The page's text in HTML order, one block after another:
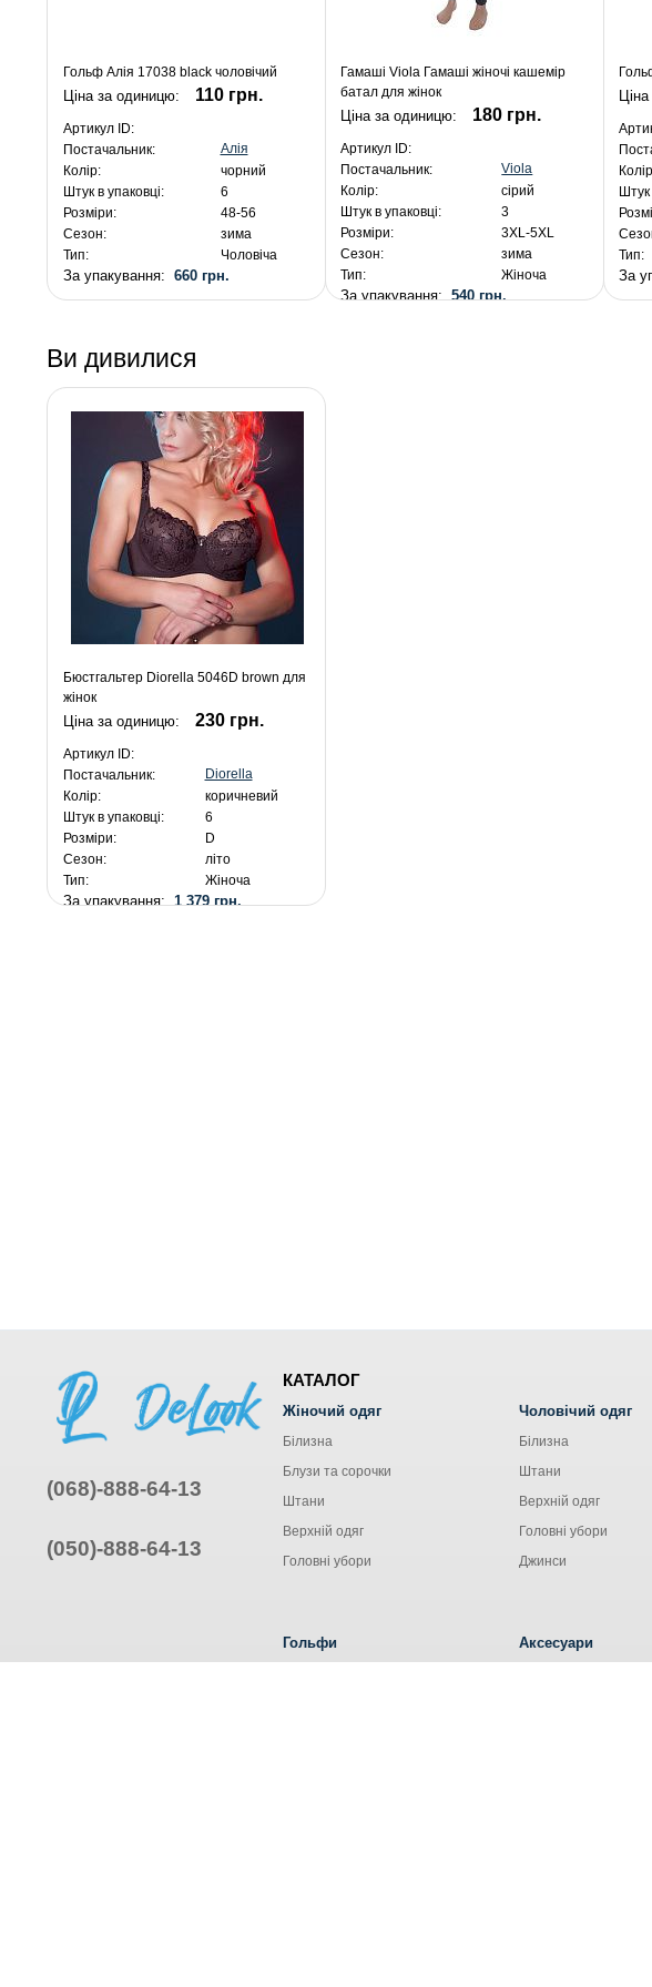
Гольф Алія 17038 black чоловічий
Ціна за одиницю: 110 грн.
Артикул ID:
Постачальник:
Алія
Колір:
чорний
Штук в упаковці:
6
Розміри:
48-56
Сезон:
зима
Тип:
Чоловіча
За упакування: 660 грн.
Гамаші Viola Гамаші жіночі кашемір
батал для жінок
Ціна за одиницю: 180 грн.
Артикул ID:
Постачальник:
Viola
Колір:
сірий
Штук в упаковці:
3
Розміри:
3XL-5XL
Сезон:
зима
Тип:
Жіноча
За упакування:540 грн.
Штук
Тип:
За
Ви дивилися
Бюстгальтер Diorella 5046D brown для
жінок
Ціна за одиницю: 230 грн.
Артикул ID:
Постачальник:
Diorella
Колір:
коричневий
Штук в упаковці:
6
Розміри:
D
Сезон:
літо
Тип:
Жіноча
За упакування:1 379 грн.
(068)-888-64-13
(050)-888-64-13
КАТАЛОГ
Жіночий одяг
Білизна
Блузи та сорочки
Штани
Верхній одяг
Головні убори
Чоловічий одяг
Білизна
Штани
Верхній одяг
Головні убори
Джинси
Гольфи Аксесуари